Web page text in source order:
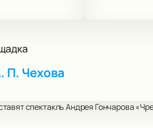
П. Чехова
спектакль Андрея Гончарова